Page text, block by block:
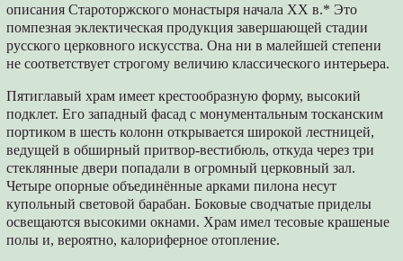
описания Староторжского монастыря начала XX в.* Это
помпезная эклектическая продукция завершающей стадии
русского церковного искусства. Она ни в малейшей степени
не соответствует строгому величию классического интерьера.
Пятиглавый храм имеет крестообразную форму, высокий
подклет. Его западный фасад с монументальным тосканским
портиком в шесть колонн открывается широкой лестницей,
ведущей в обширный притвор-вестибюль, откуда через три
стеклянные двери попадали в огромный церковный зал.
Четыре опорные объединённые арками пилона несут
купольный световой барабан. Боковые сводчатые приделы
освещаются высокими окнами. Храм имел тесовые крашеные
полы и, вероятно, калориферное отопление.